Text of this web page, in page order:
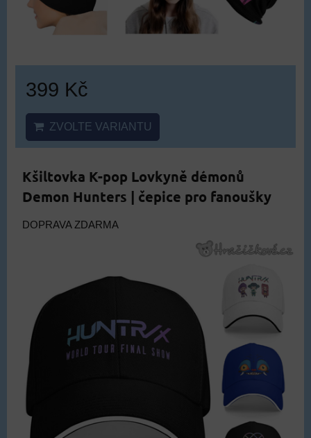
399 Kč
ZVOLTE VARIANTU
Kšiltovka K-pop Lovkyně démonů
Demon Hunters | čepice pro fanoušky
DOPRAVA ZDARMA